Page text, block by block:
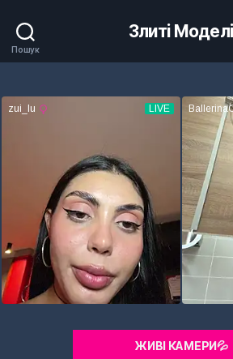
Пошук
Злиті Моделі
ЖИВІ КАМЕРИ💦